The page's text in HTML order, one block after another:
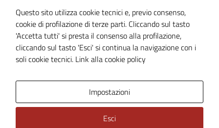
Obiettivi di accessibilità
Dichiarazione di accessibilità
Piano di miglioramento del sito
Whistleblowing
Media policy
Questo sito utilizza cookie tecnici e, previo consenso,
cookie di profilazione di terze parti. Cliccando sul tasto
'Accetta tutti' si presta il consenso alla profilazione,
cliccando sul tasto 'Esci' si continua la navigazione con i
soli cookie tecnici. Link alla cookie policy
Impostazioni
Esci
peggiore la
navigazione e
la fruizione
delle
funzionalità
Experience